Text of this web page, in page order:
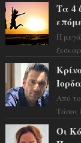
Τα 4
Η
Από
Τάσος
Οι